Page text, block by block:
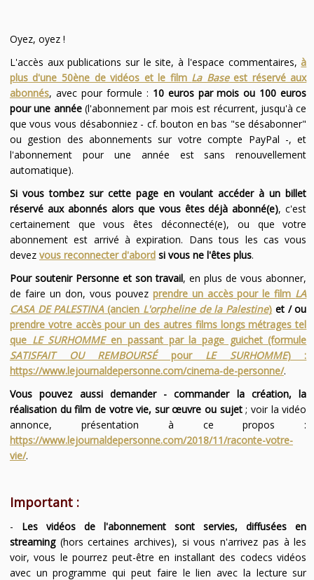
Oyez, oyez !
L'accès aux publications sur le site, à l'espace commentaires,à
plus d'une 50ène de vidéos et le film La Baseest réservé aux
abonnés, avec pour formule : 10 euros par mois ou 100 euros
pour une année(l'abonnement par mois est récurrent, jusqu'à ce
que vous vous désabonniez - cf. bouton en bas "se désabonner"
ou gestion des abonnements sur votre compte PayPal -, et
l'abonnement pour une année est sans renouvellement
automatique).
Si vous tombez sur cette page en voulant accéder à un billet
réservé aux abonnés alors que vous êtes déjà abonné(e), c'est
certainement que vous êtes déconnecté(e), ou que votre
abonnement est arrivé à expiration. Dans tous les cas vous
devez vous reconnecter d'abordsi vous ne l'êtes plus.
Pour soutenir Personne et son travail, en plus de vous abonner,
de faire un don, vous pouvez prendre un accès pour le film LA
CASA DE PALESTINA(ancien L'orpheline de la Palestine) et / ou
prendre votre accès pour un des autres films longs métrages tel
que LE SURHOMMEen passant par la page guichet (formule
SATISFAIT OU REMBOURSÉpour LE SURHOMME) :
https://www.lejournaldepersonne.com/cinema-de-personne/.
Vous pouvez aussi demander - commander la création, la
réalisation du film de votre vie, sur œuvre ou sujet; voir la vidéo
annonce, présentation à ce propos :
https://www.lejournaldepersonne.com/2018/11/raconte-votre-
vie/.
Important :
- Les vidéos de l'abonnement sont servies, diffusées en
streaming(hors certaines archives), si vous n'arrivez pas à les
voir, vous le pourrez peut-être en installant des codecs vidéos
avec un programme qui peut faire le lien avec la lecture sur